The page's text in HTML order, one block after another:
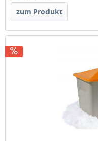
zum Produkt